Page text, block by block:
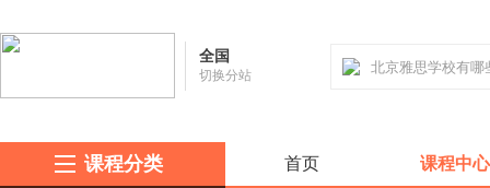
全国
切换分站
课程分类 首页 课程中心